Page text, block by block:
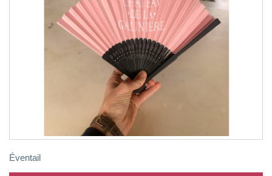
Éventail